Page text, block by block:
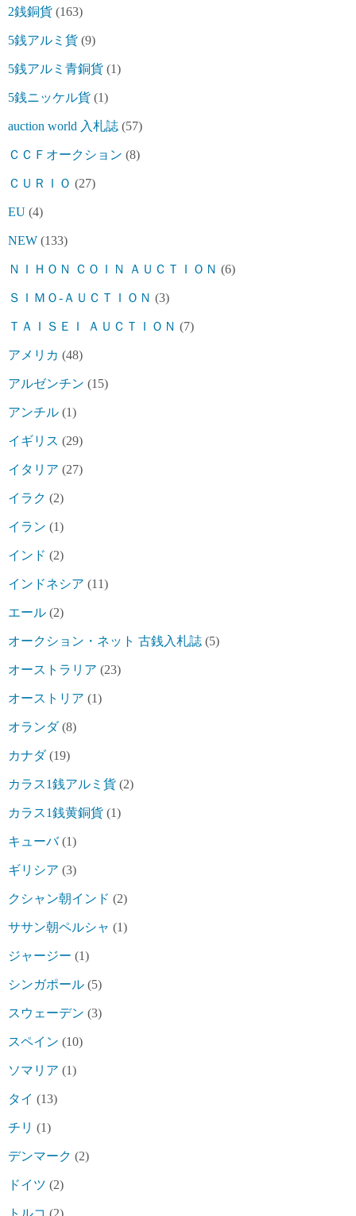
2銭銅貨 (163)
5銭アルミ貨 (9)
5銭アルミ青銅貨 (1)
5銭ニッケル貨 (1)
auction world 入札誌 (57)
ＣＣＦオークション (8)
ＣＵＲＩＯ (27)
EU (4)
NEW (133)
ＮＩＨＯＮ ＣＯＩＮ ＡＵＣＴＩＯＮ (6)
ＳＩＭＯ-ＡＵＣＴＩＯＮ (3)
ＴＡＩＳＥＩ ＡＵＣＴＩＯＮ (7)
アメリカ (48)
アルゼンチン (15)
アンチル (1)
イギリス (29)
イタリア (27)
イラク (2)
イラン (1)
インド (2)
インドネシア (11)
エール (2)
オークション・ネット 古銭入札誌 (5)
オーストラリア (23)
オーストリア (1)
オランダ(8)
カナダ(19)
カラス1銭アルミ貨 (2)
カラス1銭黄銅貨 (1)
キューバ(1)
ギリシア (3)
クシャン朝インド (2)
ササン朝ペルシャ (1)
ジャージー (1)
シンガポール (5)
スウェーデン (3)
スペイン (10)
ソマリア (1)
タイ (13)
チリ (1)
デンマーク (2)
ドイツ (2)
トルコ (2)